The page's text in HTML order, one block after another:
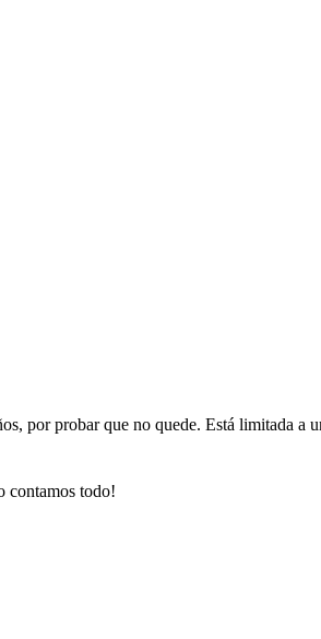
por probar que no quede. Está limitada a
contamos todo!